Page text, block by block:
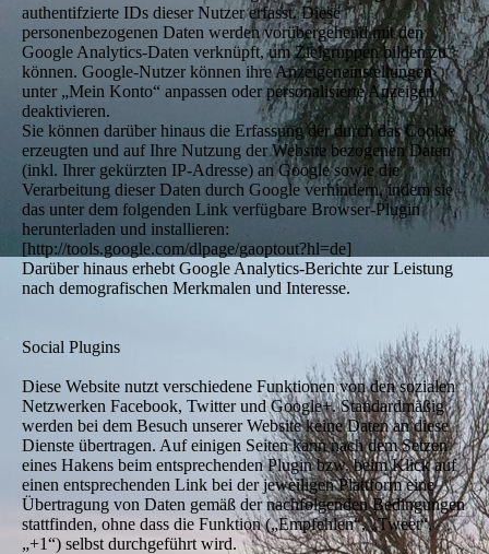
authentifzierte IDs dieser Nutzer erfasst. Diese
personenbezogenen Daten werden vorübergehend mit den
Google Analytics-Daten verknüpft, um Zielgruppen bilden zu
können. Google-Nutzer können ihre Anzeigeneinstellungen
unter „Mein Konto“ anpassen oder personalisierte Anzeigen
deaktivieren.
Sie können darüber hinaus die Erfassung der durch das Cookie
erzeugten und auf Ihre Nutzung der Website bezogenen Daten
(inkl. Ihrer gekürzten IP-Adresse) an Google sowie die
Verarbeitung dieser Daten durch Google verhindern, indem sie
das unter dem folgenden Link verfügbare Browser-Plugin
herunterladen und installieren:
[http://tools.google.com/dlpage/gaoptout?hl=de]
Darüber hinaus erhebt Google Analytics-Berichte zur Leistung
nach demografischen Merkmalen und Interesse.
Social Plugins
Diese Website nutzt verschiedene Funktionen von den sozialen
Netzwerken Facebook, Twitter und Google+. Standardmäßig
werden bei dem Besuch unserer Website keine Daten an diese
Dienste übertragen. Auf einigen Seiten kann nach dem Setzen
eines Hakens beim entsprechenden Plugin bzw. beim Klick auf
einen entsprechenden Link bei der jeweiligen Plattform eine
Übertragung von Daten gemäß der nachfolgenden Bedingungen
stattfinden, ohne dass die Funktion („Empfehlen“, „Tweet“,
„+1“) selbst durchgeführt wird.